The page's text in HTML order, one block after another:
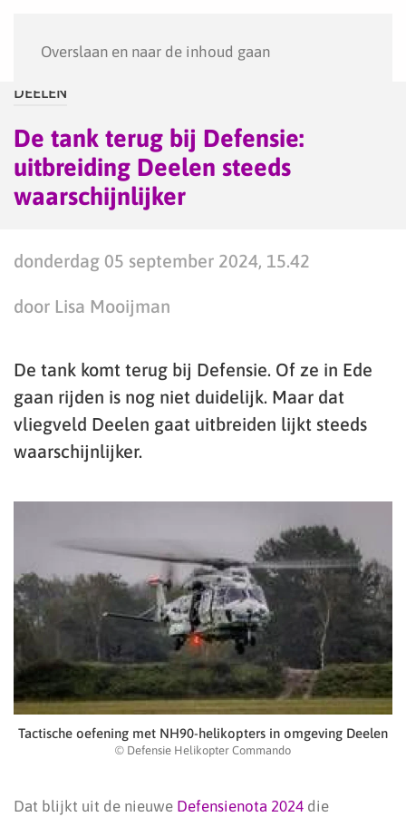
Overslaan en naar de inhoud gaan
DEELEN
De tank terug bij Defensie:
uitbreiding Deelen steeds
waarschijnlijker
donderdag 05 september 2024, 15.42
door Lisa Mooijman
De tank komt terug bij Defensie. Of ze in Ede
gaan rijden is nog niet duidelijk. Maar dat
vliegveld Deelen gaat uitbreiden lijkt steeds
waarschijnlijker.
Tactische oefening met NH90-helikopters in omgeving Deelen
© Defensie Helikopter Commando
Dat blijkt uit de nieuwe Defensienota 2024 die